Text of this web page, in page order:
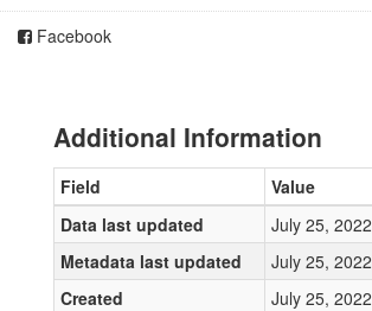
Facebook
Additional Information
Field
Value
Data last updated
July 25, 2022
Metadata last updated
July 25, 2022
Created
July 25, 2022